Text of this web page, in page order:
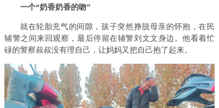
一个“奶香奶香的吻”
就在轮胎充气的间隙，孩子突然挣脱母亲的怀抱，在民
辅警之间来回观察，最后停留在辅警刘文文身边。他看着忙
碌的警察叔叔没有理自己，让妈妈又把自己抱了起来。